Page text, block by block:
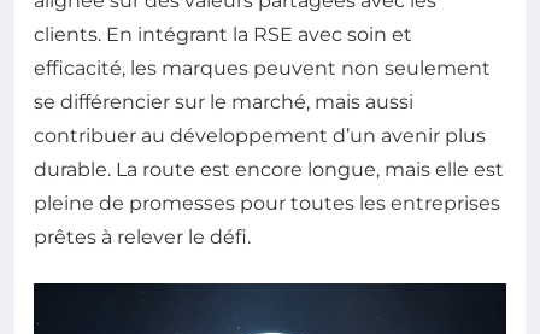
clients. En intégrant la RSE avec soin et
efficacité, les marques peuvent non seulement
se différencier sur le marché, mais aussi
contribuer au développement d’un avenir plus
durable. La route est encore longue, mais elle est
pleine de promesses pour toutes les entreprises
prêtes à relever le défi.